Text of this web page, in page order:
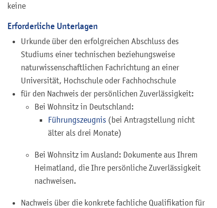
keine
Erforderliche Unterlagen
Urkunde über den erfolgreichen Abschluss des
Studiums einer technischen beziehungsweise
naturwissenschaftlichen Fachrichtung an einer
Universität, Hochschule oder Fachhochschule
für den Nachweis der persönlichen Zuverlässigkeit:
Bei Wohnsitz in Deutschland:
Führungszeugnis (bei Antragstellung nicht
älter als drei Monate)
Bei Wohnsitz im Ausland: Dokumente aus Ihrem
Heimatland, die Ihre persönliche Zuverlässigkeit
nachweisen.
Nachweis über die konkrete fachliche Qualifikation für